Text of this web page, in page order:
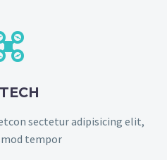
sectetur adipisicing elit,
tempor